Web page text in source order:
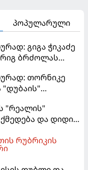
პოპულარული
გიგა ჭიკაძე
ბრძოლას
თორნიკე
"დუბაის"
"რეალის"
და დიდი
გადაწყდა
რუბრიკის